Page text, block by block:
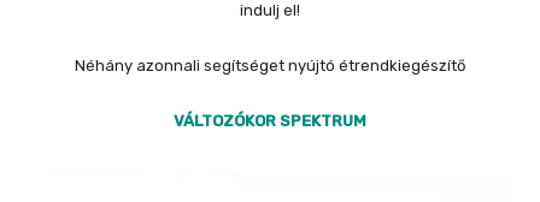
indulj el!
Néhány azonnali segítséget nyújtó étrendkiegészítő
VÁLTOZÓKOR SPEKTRUM